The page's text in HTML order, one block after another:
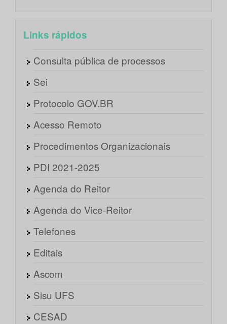
Links rápidos
Consulta pública de processos
Sei
Protocolo GOV.BR
Acesso Remoto
Procedimentos Organizacionais
PDI 2021-2025
Agenda do Reitor
Agenda do Vice-Reitor
Telefones
Editais
Ascom
Sisu UFS
CESAD